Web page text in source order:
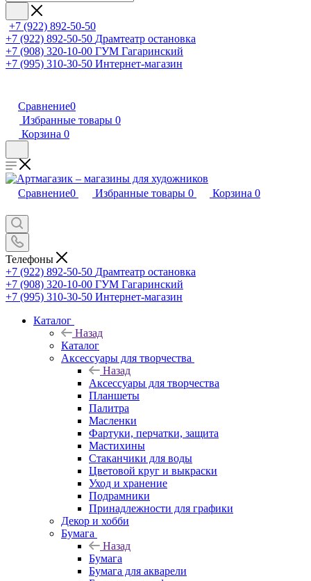
+7 (922) 892-50-50
+7 (922) 892-50-50 Драмтеатр остановка
+7 (908) 320-10-00 ГУМ Гагаринский
+7 (995) 310-30-50 Интернет-магазин
Сравнение0
Избранные товары 0
Корзина 0
Сравнение0 Избранные товары 0 Корзина 0
Телефоны
+7 (922) 892-50-50 Драмтеатр остановка
+7 (908) 320-10-00 ГУМ Гагаринский
+7 (995) 310-30-50 Интернет-магазин
Каталог
Назад
Каталог
Аксессуары для творчества
Назад
Аксессуары для творчества
Планшеты
Палитра
Масленки
Фартуки, перчатки, защита
Мастихины
Стаканчики для воды
Цветовой круг и выкраски
Уход и хранение
Подрамники
Принадлежности для графики
Декор и хобби
Бумага
Назад
Бумага
Бумага для акварели